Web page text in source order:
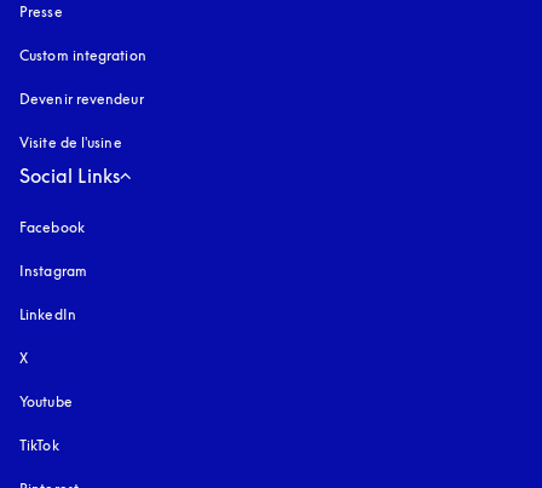
Presse
Custom integration
Devenir revendeur
Visite de l'usine
Social Links
Facebook
Instagram
LinkedIn
X
Youtube
TikTok